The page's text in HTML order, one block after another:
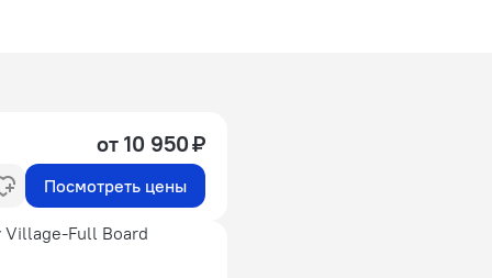
от 10 950 ₽
Посмотреть цены